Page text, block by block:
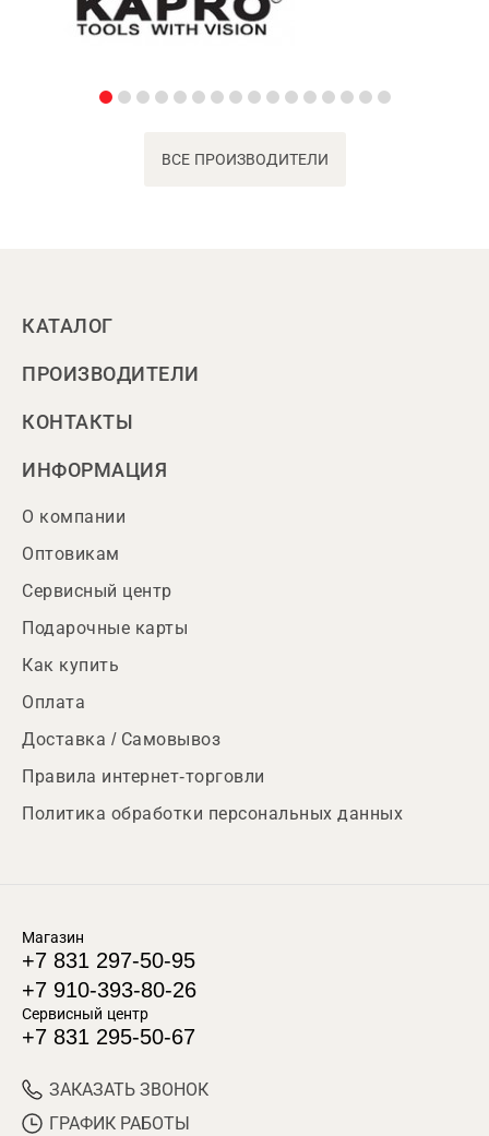
ВСЕ ПРОИЗВОДИТЕЛИ
КАТАЛОГ
ПРОИЗВОДИТЕЛИ
КОНТАКТЫ
ИНФОРМАЦИЯ
О компании
Оптовикам
Сервисный центр
Подарочные карты
Как купить
Оплата
Доставка / Самовывоз
Правила интернет-торговли
Политика обработки персональных данных
Магазин
+7 831 297-50-95
+7 910-393-80-26
Сервисный центр
+7 831 295-50-67
ЗАКАЗАТЬ ЗВОНОК
ГРАФИК РАБОТЫ